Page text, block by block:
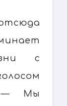
с
— Мы